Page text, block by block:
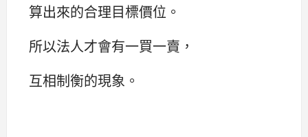
算出來的合理目標價位。
所以法人才會有一買一賣，
互相制衡的現象。